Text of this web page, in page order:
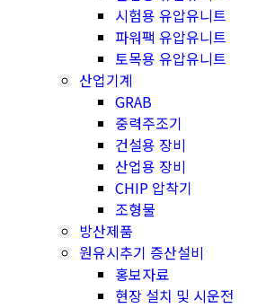
시험용 유압유니트
파워팩 유압유니트
토목용 유압유니트
산업기계
GRAB
중력주조기
건설용 장비
산업용 장비
CHIP 압착기
조형물
방산제품
원유시추기 증산설비
홍보자료
현장 설치 및 시운전